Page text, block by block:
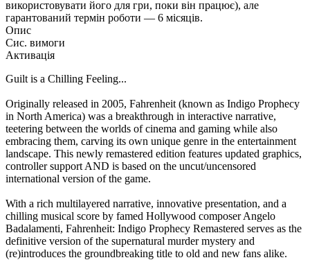
використовувати його для гри, поки він працює), але
гарантований термін роботи — 6 місяців.
Опис
Сис. вимоги
Активація
Guilt is a Chilling Feeling...
Originally released in 2005, Fahrenheit (known as Indigo Prophecy
in North America) was a breakthrough in interactive narrative,
teetering between the worlds of cinema and gaming while also
embracing them, carving its own unique genre in the entertainment
landscape. This newly remastered edition features updated graphics,
controller support AND is based on the uncut/uncensored
international version of the game.
With a rich multilayered narrative, innovative presentation, and a
chilling musical score by famed Hollywood composer Angelo
Badalamenti, Fahrenheit: Indigo Prophecy Remastered serves as the
definitive version of the supernatural murder mystery and
(re)introduces the groundbreaking title to old and new fans alike.